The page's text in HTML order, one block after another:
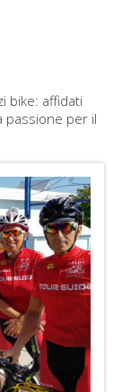
bike: affidati
passione per il